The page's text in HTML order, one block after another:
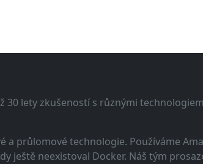
30 lety zkušeností s různými
a průlomové technologie. Používáme
ještě neexistoval Docker. Náš tým